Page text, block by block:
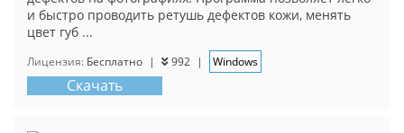
и быстро проводить ретушь дефектов кожи, менять
цвет губ ...
Лицензия: Бесплатно | 992 | Windows
Скачать